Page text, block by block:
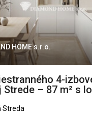
HOME s.r.o.
4-
Strede – 87 m² s
Streda